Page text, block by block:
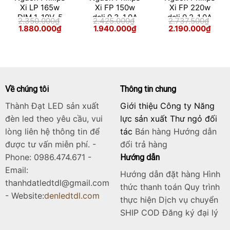
Xi LP 165w
DIM 1-10V, 5
cấp Poland
2.350.000₫
Giá
gốc
1.880.000₫Giá
hiện
Xi FP 150w
dali 0.3-1.0A
SNLDAE 230V
2.425.000₫
Giá
gốc
1.940.000₫Giá
hiện
Xi FP 220w
dali 0.2-1.0A
SNLDAE 230V
2.737.500₫
Giá
gốc
2.190.000₫Giá
Về chúng tôi
Thành Đạt LED sản xuất
đèn led theo yêu cầu, vui
lòng liên hệ thông tin để
được tư vấn miễn phí. -
Phone: 0986.474.671 -
Email:
thanhdatledtdl@gmail.com
- Website:denledtdl.com
Thông tin chung
Giới thiệu Công ty Năng
lực sản xuất Thư ngỏ đối
tác Bán hàng Hướng dẫn
đổi trả hàng
Hướng dẫn
Hướng dẫn đặt hàng Hình
thức thanh toán Quy trình
thực hiện Dịch vụ chuyển
SHIP COD Đăng ký đại lý